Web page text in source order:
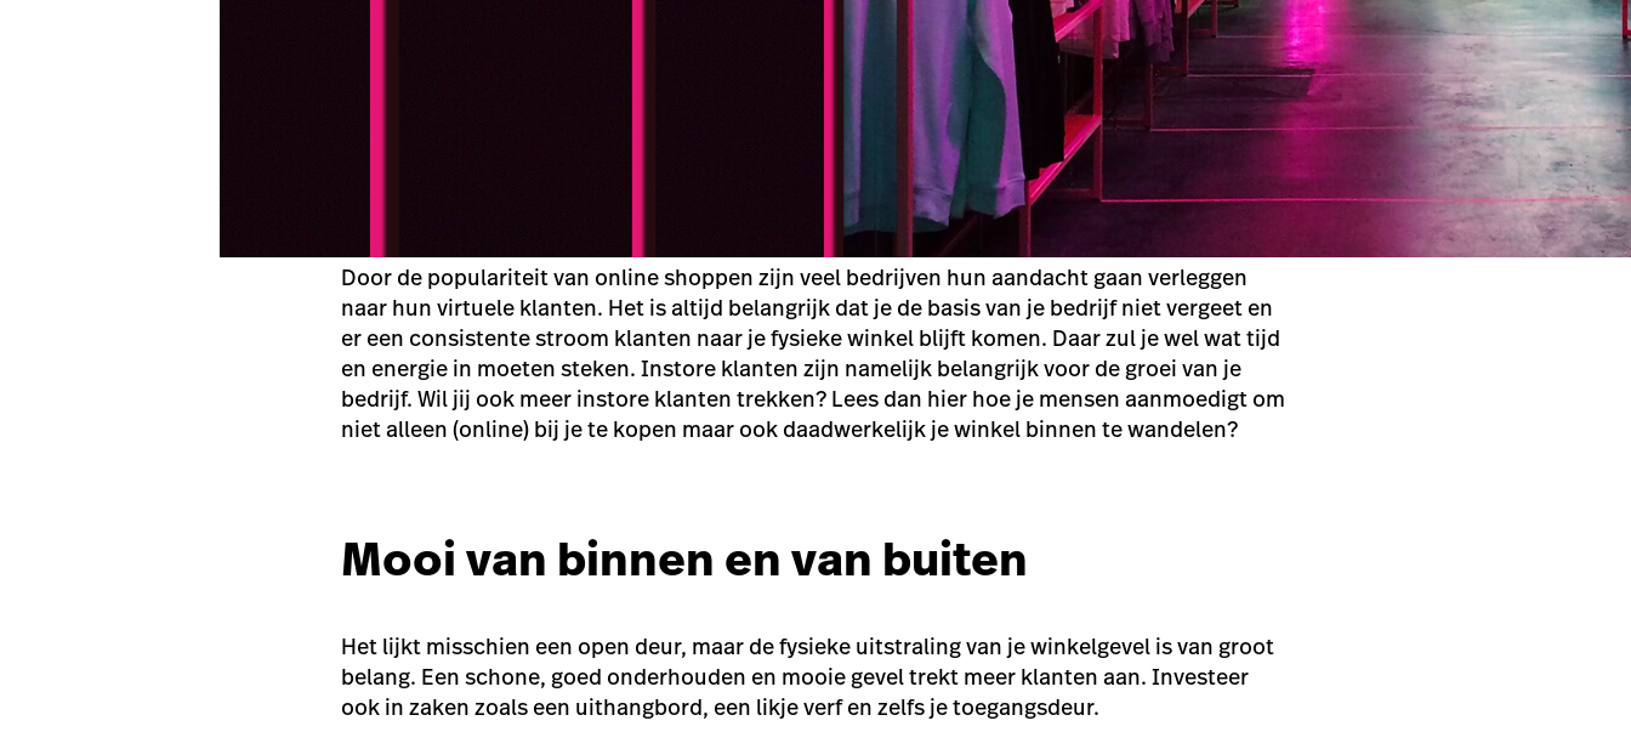
Door de populariteit van online shoppen zijn veel bedrijven hun aandacht gaan verleggen
naar hun virtuele klanten. Het is altijd belangrijk dat je de basis van je bedrijf niet vergeet en
er een consistente stroom klanten naar je fysieke winkel blijft komen. Daar zul je wel wat tijd
en energie in moeten steken. Instore klanten zijn namelijk belangrijk voor de groei van je
bedrijf. Wil jij ook meer instore klanten trekken? Lees dan hier hoe je mensen aanmoedigt om
niet alleen (online) bij je te kopen maar ook daadwerkelijk je winkel binnen te wandelen?
Mooi van binnen en van buiten
Het lijkt misschien een open deur, maar de fysieke uitstraling van je winkelgevel is van groot
belang. Een schone, goed onderhouden en mooie gevel trekt meer klanten aan. Investeer
ook in zaken zoals een uithangbord, een likje verf en zelfs je toegangsdeur.